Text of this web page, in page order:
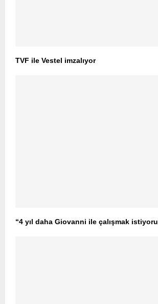
TVF ile Vestel imzalıyor
“4 yıl daha Giovanni ile çalışmak